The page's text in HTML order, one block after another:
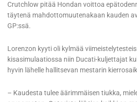
Crutchlow pitää Hondan voittoa
täytenä mahdottomuutenakaan kauden
GP:ssä.
Lorenzon kyyti oli kylmää
kisasimulaatiossa niin Ducati-kuljettajat
hyvin lähelle hallitsevan mestarin
– Kaudesta tulee äärimmäisen tiukka,